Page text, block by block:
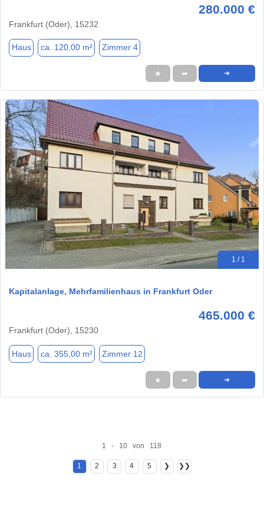
280.000 €
Frankfurt (Oder), 15232
Haus ca. 120,00 m² Zimmer 4
★ ➦ ➜
1 / 1
Kapitalanlage, Mehrfamilienhaus in Frankfurt Oder
465.000 €
Frankfurt (Oder), 15230
Haus ca. 355,00 m² Zimmer 12
★ ➦ ➜
1 - 10 von 118
1 2 3 4 5 ❯ ❯❯